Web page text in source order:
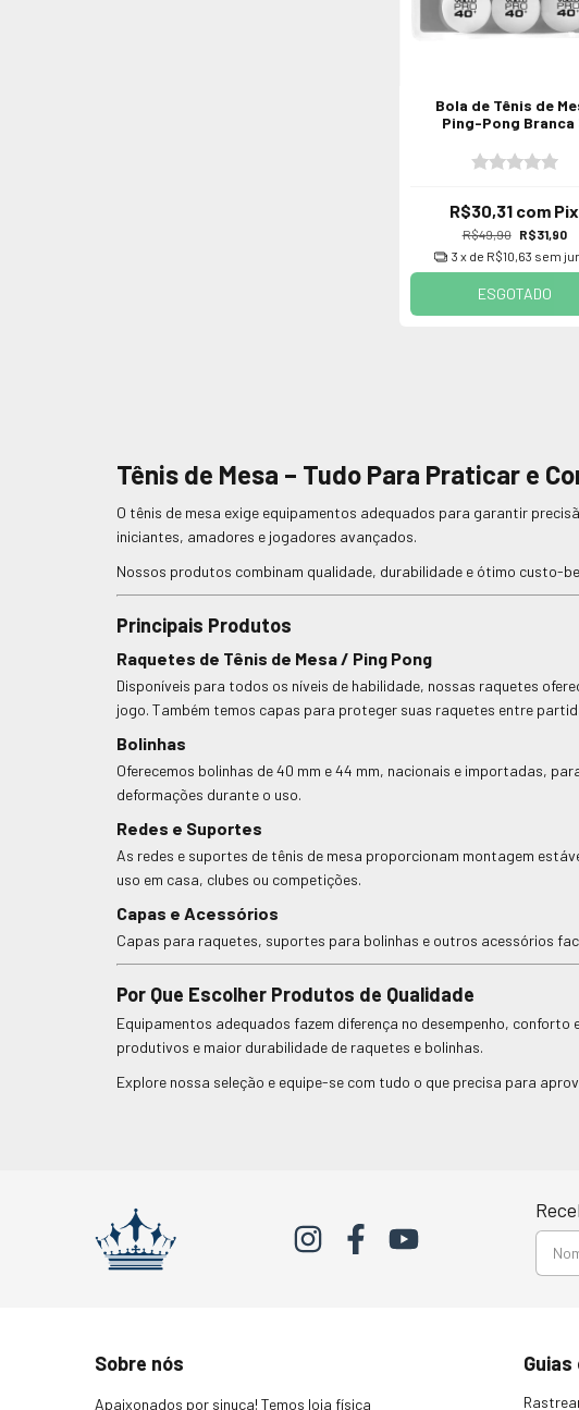
Bola de Tênis de
Ping-Pong Branca
PRO
R$49,90 R$31,90
R$30,31 com Pix
3 x de R$10,63 sem
ESGOTADO
Tênis de Mesa – Tudo Para Praticar e
O tênis de mesa exige equipamentos adequados para garantir
iniciantes, amadores e jogadores avançados.
Nossos produtos combinam qualidade, durabilidade e ótimo custo-
Principais Produtos
Raquetes de Tênis de Mesa / Ping Pong
Disponíveis para todos os níveis de habilidade, nossas raquetes
jogo. Também temos capas para proteger suas raquetes entre
Bolinhas
Oferecemos bolinhas de 40 mm e 44 mm, nacionais e importadas,
deformações durante o uso.
Redes e Suportes
As redes e suportes de tênis de mesa proporcionam montagem
uso em casa, clubes ou competições.
Capas e Acessórios
Capas para raquetes, suportes para bolinhas e outros acessórios
Por Que Escolher Produtos de Qualidade
Equipamentos adequados fazem diferença no desempenho,
produtivos e maior durabilidade de raquetes e bolinhas.
Explore nossa seleção e equipe-se com tudo o que precisa para
Sobre nós
Apaixonados por sinuca! Temos loja física